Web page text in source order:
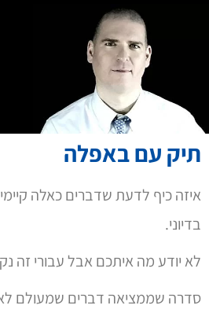
תיק עם באפלה
איזה כיף לדעת שדברים כאלה
בדיוני.
לא יודע מה איתכם אבל עבורי זה
סדרה שממציאה דברים שמעולם לא